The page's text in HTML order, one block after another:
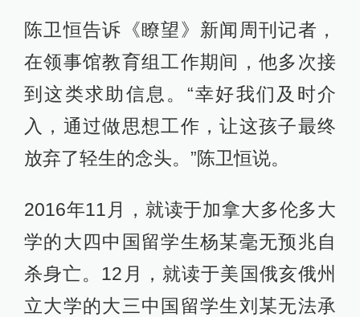
陈卫恒告诉《瞭望》新闻周刊记者，
在领事馆教育组工作期间，他多次接
到这类求助信息。“幸好我们及时介
入，通过做思想工作，让这孩子最终
放弃了轻生的念头。”陈卫恒说。
2016年11月，就读于加拿大多伦多大
学的大四中国留学生杨某毫无预兆自
杀身亡。12月，就读于美国俄亥俄州
立大学的大三中国留学生刘某无法承